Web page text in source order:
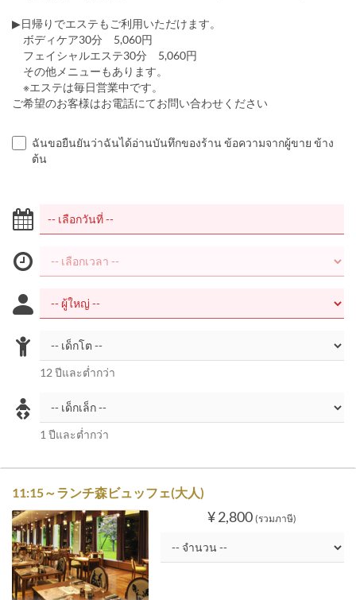
▶日帰りでエステもご利用いただけます。
ボディケア30分 5,060円
フェイシャルエステ30分 5,060円
その他メニューもあります。
※エステは毎日営業中です。
ご希望のお客様はお電話にてお問い合わせください
ฉันขอยืนยันว่าฉันได้อ่านบันทึกของร้าน ข้อความจากผู้ขาย ข้าง
ต้น
12 ปีและต่ำกว่า
1 ปีและต่ำกว่า
11:15～ランチ森ビュッフェ(大人)
¥ 2,800 (รวมภาษี)